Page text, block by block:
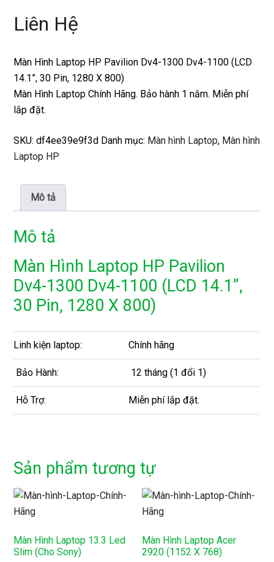
Liên Hệ
Màn Hình Laptop HP Pavilion Dv4-1300 Dv4-1100 (LCD
14.1”, 30 Pin, 1280 X 800)
Màn Hình Laptop Chính Hãng. Bảo hành 1 năm. Miễn phí
lắp đặt.
SKU:df4ee39e9f3d Danh mục: Màn hình Laptop, Màn hình
Laptop HP
Mô tả
Mô tả
Màn Hình Laptop HP Pavilion
Dv4-1300 Dv4-1100 (LCD 14.1”,
30 Pin, 1280 X 800)
Linh kiện laptop: Chính hãng
Bảo Hành: 12 tháng (1 đổi 1)
Hỗ Trợ: Miễn phí lắp đặt.
Sản phẩm tương tự
Màn Hình Laptop 13.3 Led
Slim (Cho Sony)
Màn Hình Laptop Acer
2920 (1152 X 768)